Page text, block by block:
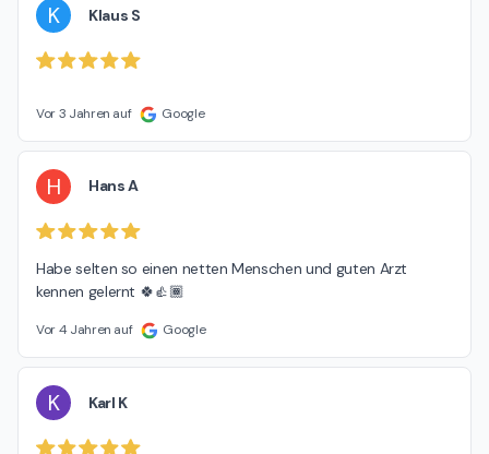
K Klaus S
Vor 3 Jahren auf Google
H Hans A
Habe selten so einen netten Menschen und guten Arzt
kennen gelernt 🍀👍🏾
Vor 4 Jahren auf Google
K Karl K